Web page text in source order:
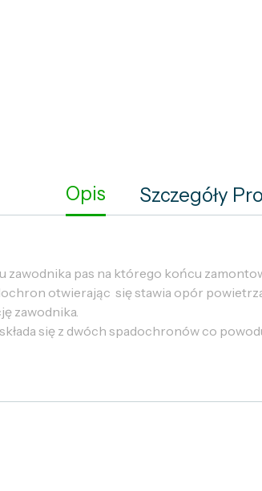
Opis Szczegóły
zawodnika pas na którego końcu
otwierając się stawia opór
zawodnika.
się z dwóch spadochronów co